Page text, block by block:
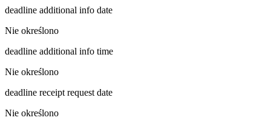
deadline additional info date
Nie określono
deadline additional info time
Nie określono
deadline receipt request date
Nie określono